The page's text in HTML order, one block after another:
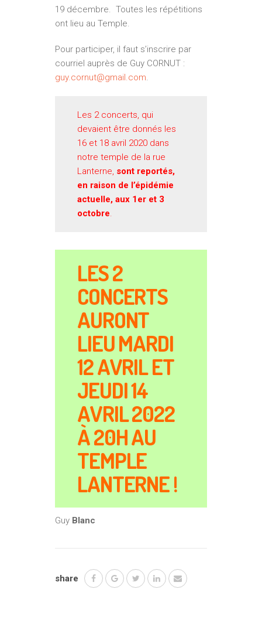
19 décembre. Toutes les répétitions
ont lieu au Temple.
Pour participer, il faut s’inscrire par
courriel auprès de Guy CORNUT :
guy.cornut@gmail.com.
Les 2 concerts, qui
devaient être donnés les
16 et 18 avril 2020 dans
notre temple de la rue
Lanterne, sont reportés,
en raison de l’épidémie
actuelle, aux 1er et 3
octobre.
LES 2
CONCERTS
AURONT
LIEU MARDI
12 AVRIL ET
JEUDI 14
AVRIL 2022
À 20H AU
TEMPLE
LANTERNE !
Guy Blanc
share